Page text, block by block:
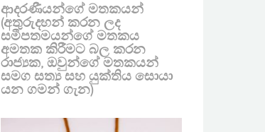
ආදරණීයන්ගේ මතකයන්
(අතුරුදහන් කරන ලද
සමීපතමයන්ගේ මතකය
අමතක කිරීමට බල කරන
රාජ්‍යක, ඔවුන්ගේ මතකයන්
සමග සත්‍ය සහ යුක්තිය සොයා
යන ගමන් ගැන)